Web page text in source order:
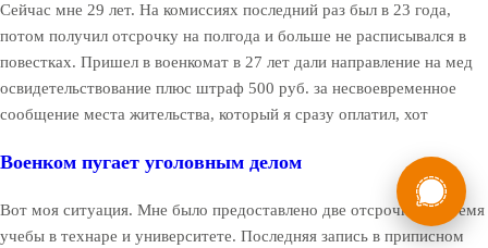
Сейчас мне 29 лет. На комиссиях последний раз был в 23 года,
потом получил отсрочку на полгода и больше не расписывался в
повестках. Пришел в военкомат в 27 лет дали направление на мед
освидетельствование плюс штраф 500 руб. за несвоевременное
сообщение места жительства, который я сразу оплатил, хот
Военком пугает уголовным делом
Вот моя ситуация. Мне было предоставлено две отсрочки на время
учебы в технаре и университете. Последняя запись в приписном
Мы в России
Бесплатная
8 (800) 775-35-89